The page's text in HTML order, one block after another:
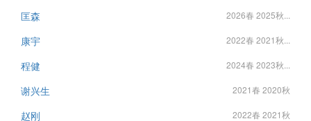
匡森 2026春 2025秋...
康宇 2022春 2021秋...
程健 2024春 2023秋...
谢兴生 2021春 2020秋
赵刚 2022春 2021秋